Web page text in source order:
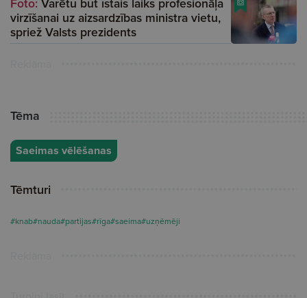
virzīšanai uz aizsardzības ministra vietu,
spriež Valsts prezidents
Tēma
Saeimas vēlēšanas
Tēmturi
#knab#nauda#partijas#rīga#saeima#uzņēmēji